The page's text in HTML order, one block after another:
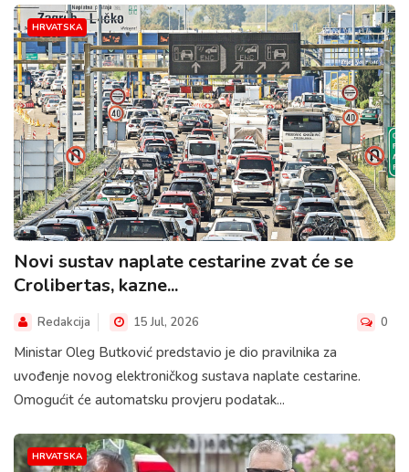
HRVATSKA
Novi sustav naplate cestarine zvat će se
Crolibertas, kazne...
Redakcija 15 Jul, 2026 0
Ministar Oleg Butković predstavio je dio pravilnika za
uvođenje novog elektroničkog sustava naplate cestarine.
Omogućit će automatsku provjeru podatak...
HRVATSKA